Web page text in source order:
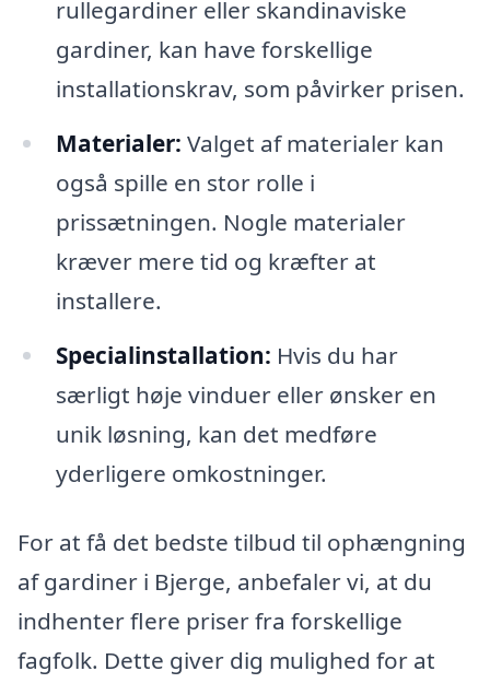
rullegardiner eller skandinaviske
gardiner, kan have forskellige
installationskrav, som påvirker prisen.
Materialer: Valget af materialer kan
også spille en stor rolle i
prissætningen. Nogle materialer
kræver mere tid og kræfter at
installere.
Specialinstallation: Hvis du har
særligt høje vinduer eller ønsker en
unik løsning, kan det medføre
yderligere omkostninger.
For at få det bedste tilbud til ophængning
af gardiner i Bjerge, anbefaler vi, at du
indhenter flere priser fra forskellige
fagfolk. Dette giver dig mulighed for at